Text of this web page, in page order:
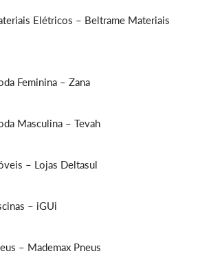
Elétricos – Beltrame Materiais
Feminina – Zana
Masculina – Tevah
– Lojas Deltasul
– iGUi
– Mademax Pneus